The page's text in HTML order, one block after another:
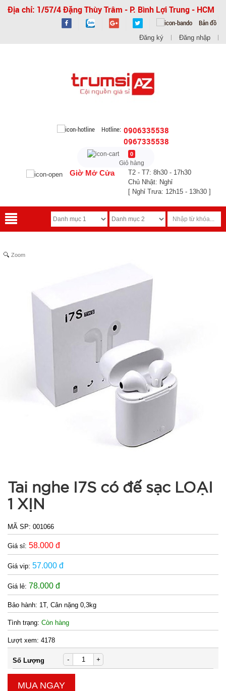
Địa chỉ: 1/57/4 Đặng Thùy Trâm - P. Bình Lợi Trung - HCM
Bản đồ
Đăng ký Đăng nhập
Hotline: 0906335538
0967335538
0
Giỏ hàng
Giờ Mở Cửa
T2 - T7: 8h30 - 17h30
Chủ Nhật: Nghỉ
[ Nghỉ Trưa: 12h15 - 13h30 ]
Zoom
Tai nghe I7S có đế sạc LOẠI
1 XỊN
MÃ SP: 001066
Giá sỉ: 58.000 đ
Giá vip: 57.000 đ
Giá lẻ: 78.000 đ
Bảo hành: 1T, Cân nặng 0,3kg
Tình trạng: Còn hàng
Lượt xem: 4178
Số Lượng - +
MUA NGAY
BÀN CHẢI
MÃ
SP:
Bảo
Test
Đặt